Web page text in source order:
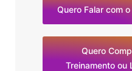
Quero Falar com
Quero
Treinamento ou